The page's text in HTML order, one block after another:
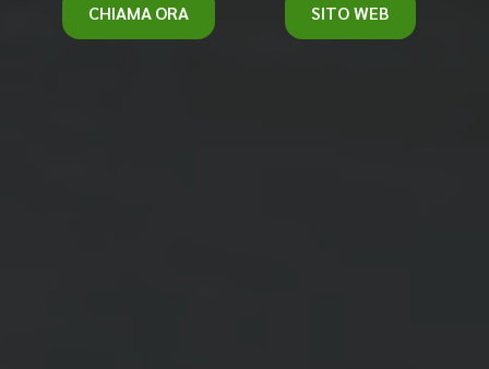
CHIAMA ORA SITO WEB